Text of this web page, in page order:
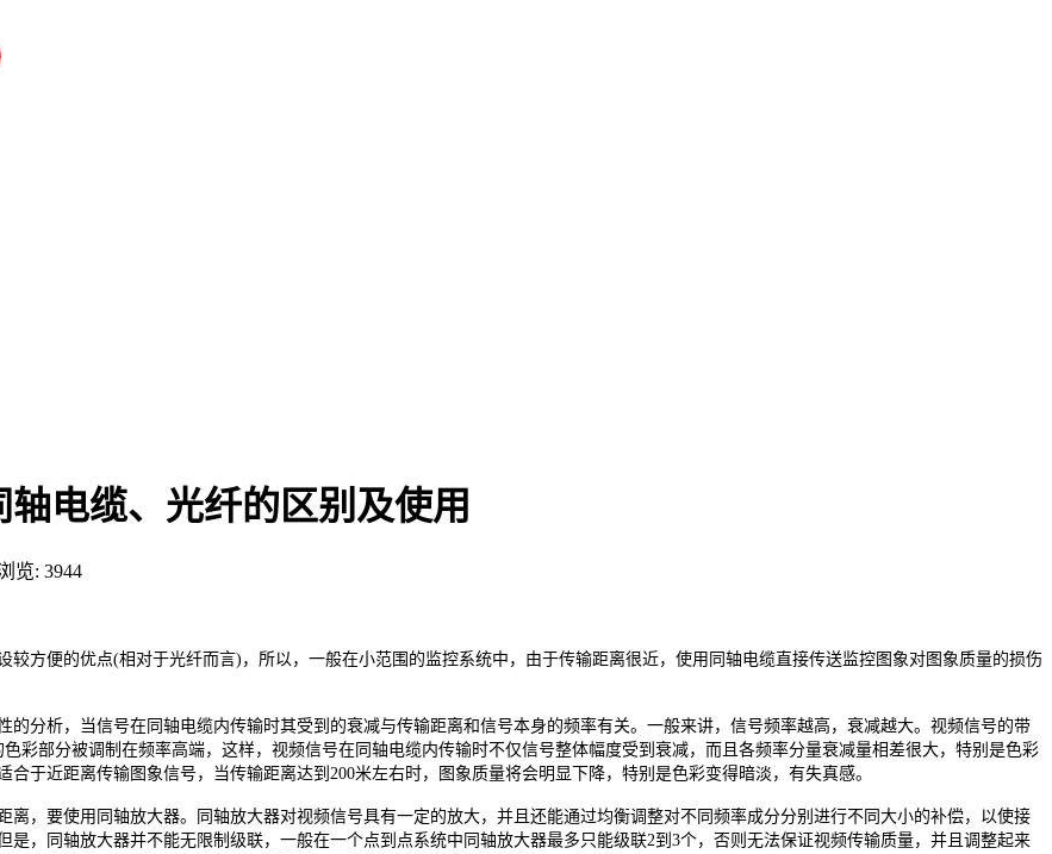
电缆、光纤的区别及使用
览: 3944
方便的优点(相对于光纤而言)，所以，一般在小范围的监控系统中，由于传输距离很近，使用同轴电缆直接传送监控图象对图象质量的损伤
分析，当信号在同轴电缆内传输时其受到的衰减与传输距离和信号本身的频率有关。一般来讲，信号频率越高，衰减越大。视频信号的带
彩部分被调制在频率高端，这样，视频信号在同轴电缆内传输时不仅信号整体幅度受到衰减，而且各频率分量衰减量相差很大，特别是色彩
合于近距离传输图象信号，当传输距离达到200米左右时，图象质量将会明显下降，特别是色彩变得暗淡，有失真感。
，要使用同轴放大器。同轴放大器对视频信号具有一定的放大，并且还能通过均衡调整对不同频率成分分别进行不同大小的补偿，以使接
是，同轴放大器并不能无限制级联，一般在一个点到点系统中同轴放大器最多只能级联2到3个，否则无法保证视频传输质量，并且调整起来